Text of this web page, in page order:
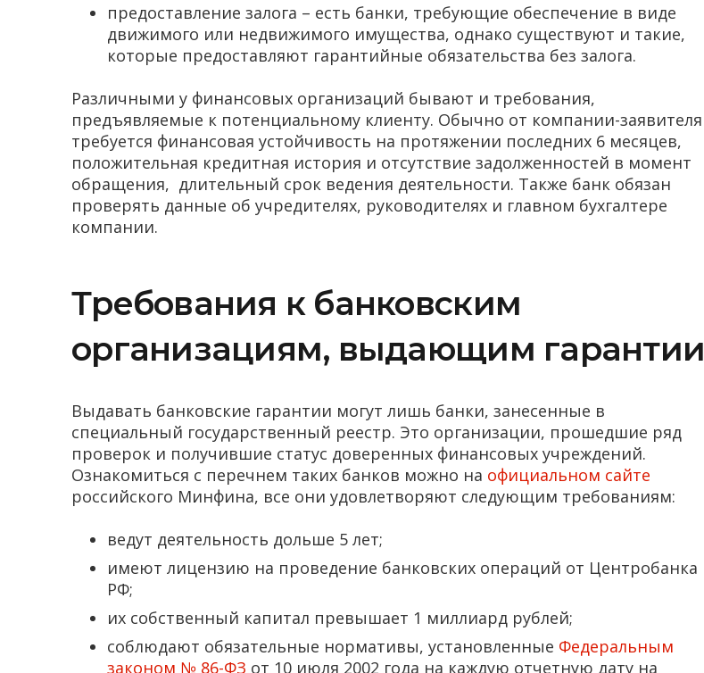
предоставление залога – есть банки, требующие обеспечение в виде
движимого или недвижимого имущества, однако существуют и такие,
которые предоставляют гарантийные обязательства без залога.
Различными у финансовых организаций бывают и требования,
предъявляемые к потенциальному клиенту. Обычно от компании-заявителя
требуется финансовая устойчивость на протяжении последних 6 месяцев,
положительная кредитная история и отсутствие задолженностей в момент
обращения, длительный срок ведения деятельности. Также банк обязан
проверять данные об учредителях, руководителях и главном бухгалтере
компании.
Требования к банковским
организациям, выдающим гарантии
Выдавать банковские гарантии могут лишь банки, занесенные в
специальный государственный реестр. Это организации, прошедшие ряд
проверок и получившие статус доверенных финансовых учреждений.
Ознакомиться с перечнем таких банков можно на официальном сайте
российского Минфина, все они удовлетворяют следующим требованиям:
ведут деятельность дольше 5 лет;
имеют лицензию на проведение банковских операций от Центробанка
РФ;
их собственный капитал превышает 1 миллиард рублей;
соблюдают обязательные нормативы, установленные Федеральным
законом № 86-ФЗ от 10 июля 2002 года на каждую отчетную дату на